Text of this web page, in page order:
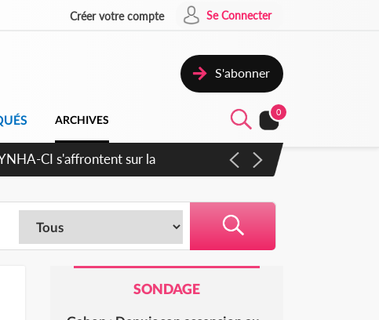
Créer votre compte Se Connecter
S'abonner
ARCHIVES
0
plus apaisé
SONDAGE